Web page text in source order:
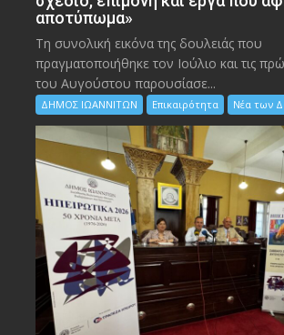
αποτύπωμα»
Τη συνολική εικόνα της δουλειάς που
πραγματοποιήθηκε τον Ιούλιο και τις
του Αυγούστου παρουσίασε...
ΔΗΜΟΣ ΙΩΑΝΝΙΤΩΝ Επικαιρότητα Νέα των